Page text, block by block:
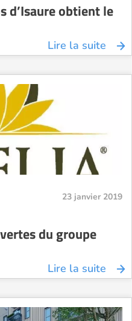
d’Isaure obtient le
Lire la suite
23 janvier 2019
du groupe
Lire la suite